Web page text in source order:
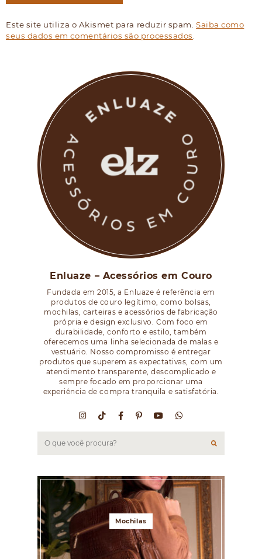
Este site utiliza o Akismet para reduzir spam.Saiba como
seus dados em comentários são processados.
Enluaze – Acessórios em Couro
Fundada em 2015, a Enluaze é referência em
produtos de couro legítimo, como bolsas,
mochilas, carteiras e acessórios de fabricação
própria e design exclusivo. Com foco em
durabilidade, conforto e estilo, também
oferecemos uma linha selecionada de malas e
vestuário. Nosso compromisso é entregar
produtos que superem as expectativas, com um
atendimento transparente, descomplicado e
sempre focado em proporcionar uma
experiência de compra tranquila e satisfatória.
Mochilas